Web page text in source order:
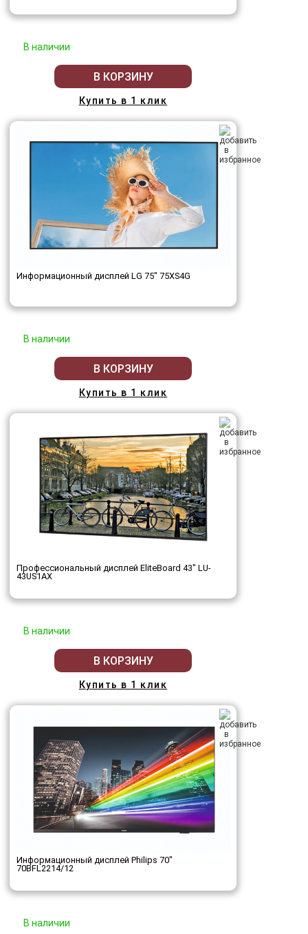
В наличии
В КОРЗИНУ
Купить в 1 клик
Информационный дисплей LG 75" 75XS4G
В наличии
В КОРЗИНУ
Купить в 1 клик
Профессиональный дисплей EliteBoard 43" LU-
43US1AX
В наличии
В КОРЗИНУ
Купить в 1 клик
Информационный дисплей Philips 70"
70BFL2214/12
В наличии